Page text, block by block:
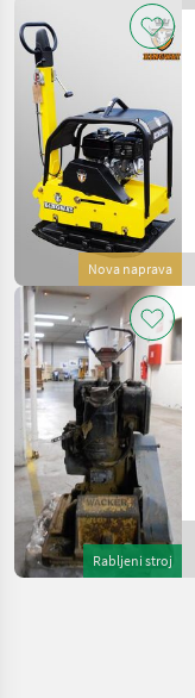
Nova naprava
Rabljeni stroj